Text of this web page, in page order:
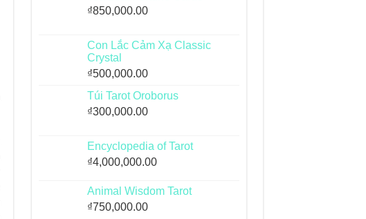
₫850,000.00
Con Lắc Cảm Xạ Classic
Crystal
₫500,000.00
Túi Tarot Oroborus
₫300,000.00
Encyclopedia of Tarot
₫4,000,000.00
Animal Wisdom Tarot
₫750,000.00